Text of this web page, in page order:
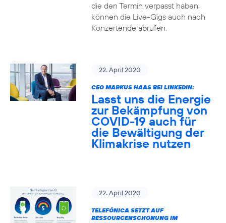
die den Termin verpasst haben,
können die Live-Gigs auch nach
Konzertende abrufen.
22. April 2020
CEO MARKUS HAAS BEI LINKEDIN:
Lasst uns die Energie
zur Bekämpfung von
COVID-19 auch für
die Bewältigung der
Klimakrise nutzen
22. April 2020
TELEFÓNICA SETZT AUF
RESSOURCENSCHONUNG IM